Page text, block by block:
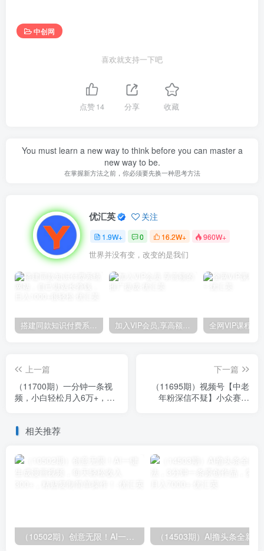
中创网
喜欢就支持一下吧
点赞14 分享 收藏
You must learn a new way to think before you can master a
new way to be.
在掌握新方法之前，你必须要先换一种思考方法
优汇英 关注
1.9W+ 0 16.2W+ 960W+
世界并没有变，改变的是我们
搭建同款知识付费系统网站，自己做站长挣钱，日入1000+很轻松 加入VIP会员,享高额的推广提成
上一篇
（11700期）一分钟一条视
频，小白轻松月入6万+，
下一篇
（11695期）视频号【中老
年粉深信不疑】小众赛道
相关推荐
（10502期）创意无限！AI一键生成漫画视频，每天轻松收入300+，粘贴复制简单操作！